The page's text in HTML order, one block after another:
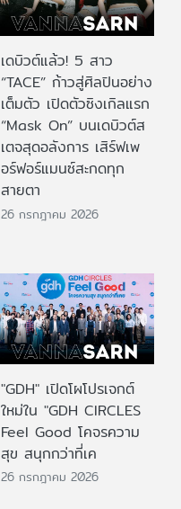
เดบิวต์แล้ว! 5 สาว
“TACE” ก้าวสู่ศิลปินอย่าง
เต็มตัว เปิดตัวซิงเกิลแรก
“Mask On” บนเดบิวต์ส
เตจสุดอลังการ เสิร์ฟเพ
อร์ฟอร์แมนซ์สะกดทุก
สายตา
26 กรกฎาคม 2026
"GDH" เปิดโผโปรเจกต์
ใหม่ใน "GDH CIRCLES
Feel Good โคจรความ
สุข สนุกกว่าที่เค
26 กรกฎาคม 2026